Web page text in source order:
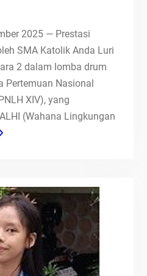
2025 — Prestasi
SMA Katolik Anda Luri
2 dalam lomba drum
Pertemuan Nasional
XIV), yang
(Wahana Lingkungan